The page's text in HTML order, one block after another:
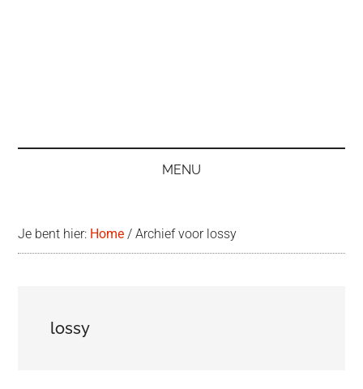
MENU
Je bent hier: Home / Archief voor lossy
lossy